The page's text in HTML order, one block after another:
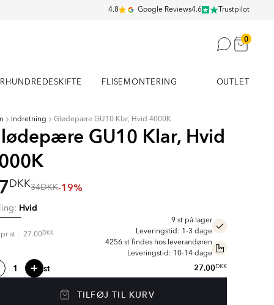
4.8 Google Reviews4.6 Trustpilot
0
FLISEMONTERING OUTLET
Indretning Glødepære GU10 Klar, Hvid 4000K
GU10 Klar, Hvid
DKK34DKK-19%
Hvid
prst : 27.00DKK
9 st på lager
Leveringstid: 1-3 dage
4256 st findes hos leverandøren
Leveringstid: 10-14 dage
st 27.00DKK
TILFØJ TIL KURV